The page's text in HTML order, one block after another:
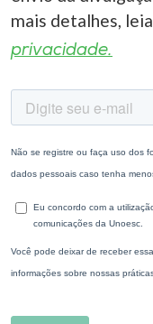
mais detalhes,
privacidade.